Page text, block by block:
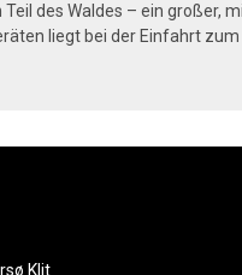
Teil des Waldes – ein großer,
liegt bei der Einfahrt
Klit